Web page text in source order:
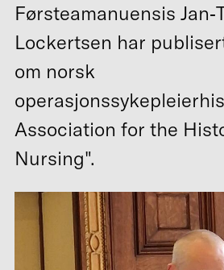
Førsteamanuensis
Lockertsen har
om norsk
Association for the
Nursing".